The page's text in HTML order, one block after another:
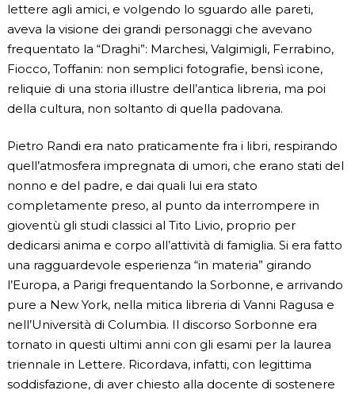
lettere agli amici, e volgendo lo sguardo alle pareti,
aveva la visione dei grandi personaggi che avevano
frequentato la “Draghi”: Marchesi, Valgimigli, Ferrabino,
Fiocco, Toffanin: non semplici fotografie, bensì icone,
reliquie di una storia illustre dell’antica libreria, ma poi
della cultura, non soltanto di quella padovana.
Pietro Randi era nato praticamente fra i libri, respirando
quell’atmosfera impregnata di umori, che erano stati del
nonno e del padre, e dai quali lui era stato
completamente preso, al punto da interrompere in
gioventù gli studi classici al Tito Livio, proprio per
dedicarsi anima e corpo all’attività di famiglia. Si era fatto
una ragguardevole esperienza “in materia” girando
l’Europa, a Parigi frequentando la Sorbonne, e arrivando
pure a New York, nella mitica libreria di Vanni Ragusa e
nell’Università di Columbia. Il discorso Sorbonne era
tornato in questi ultimi anni con gli esami per la laurea
triennale in Lettere. Ricordava, infatti, con legittima
soddisfazione, di aver chiesto alla docente di sostenere